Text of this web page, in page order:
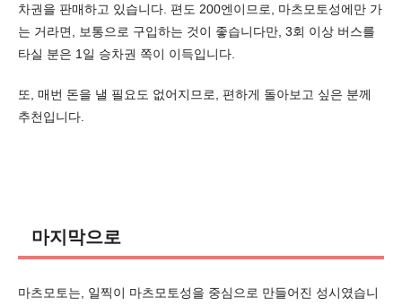
차권을 판매하고 있습니다. 편도 200엔이므로, 마츠모토성에만 가
는 거라면, 보통으로 구입하는 것이 좋습니다만, 3회 이상 버스를
타실 분은 1일 승차권 쪽이 이득입니다.
또, 매번 돈을 낼 필요도 없어지므로, 편하게 돌아보고 싶은 분께
추천입니다.
마지막으로
마츠모토는, 일찍이 마츠모토성을 중심으로 만들어진 성시였습니